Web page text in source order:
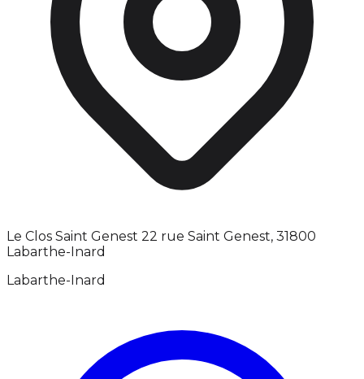
Le Clos Saint Genest 22 rue Saint Genest, 31800
Labarthe-Inard
Labarthe-Inard